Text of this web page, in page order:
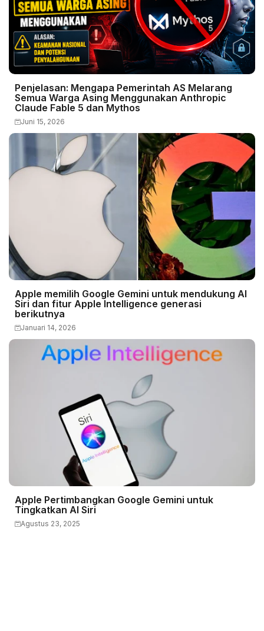
Penjelasan: Mengapa Pemerintah AS Melarang
Semua Warga Asing Menggunakan Anthropic
Claude Fable 5 dan Mythos
Juni 15, 2026
Apple memilih Google Gemini untuk mendukung AI
Siri dan fitur Apple Intelligence generasi
berikutnya
Januari 14, 2026
Apple Pertimbangkan Google Gemini untuk
Tingkatkan AI Siri
Agustus 23, 2025